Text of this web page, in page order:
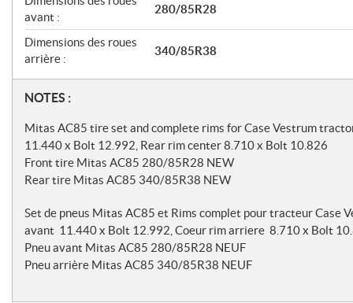
c
a
t
i
n
s
avant :
280/85R28
Dimensions des roues
arrière :
340/85R38
N
o
t
e
NOTES :
Mitas AC85 tire set and complete rims for Case Vestrum
11.440 x Bolt 12.992, Rear rim center 8.710 x Bolt 10.826
Front tire Mitas AC85 280/85R28 NEW
Rear tire Mitas AC85 340/85R38 NEW
Set de pneus Mitas AC85 et Rims complet pour tracteur
avant 11.440 x Bolt 12.992, Coeur rim arriere 8.710 x Bolt
Pneu avant Mitas AC85 280/85R28 NEUF
Pneu arrière Mitas AC85 340/85R38 NEUF